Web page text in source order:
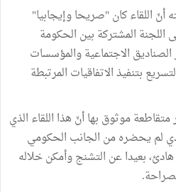
اللقاء كان "صريحا وإيجابيا"
المشتركة بين الحكومة
4+4 على غرار الصناديق الاجتماعية والمؤسسات
بتنفيذ الاتفاقيات المرتبطة
موثوق بها أنّ هذا اللقاء الذي
لم يحضره من الجانب الحكومي
بعيدا عن التشنج وأمكن خلاله